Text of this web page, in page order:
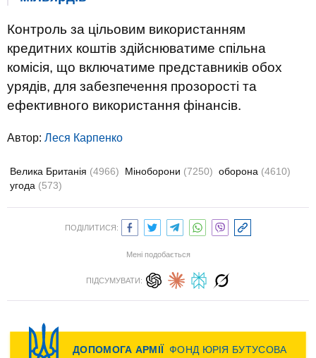
Контроль за цільовим використанням
кредитних коштів здійснюватиме спільна
комісія, що включатиме представників обох
урядів, для забезпечення прозорості та
ефективного використання фінансів.
Автор: Леся Карпенко
Велика Британія (4966) Міноборони (7250) оборона (4610)
угода (573)
ПОДІЛИТИСЯ:
Мені подобається
ПІДСУМУВАТИ: